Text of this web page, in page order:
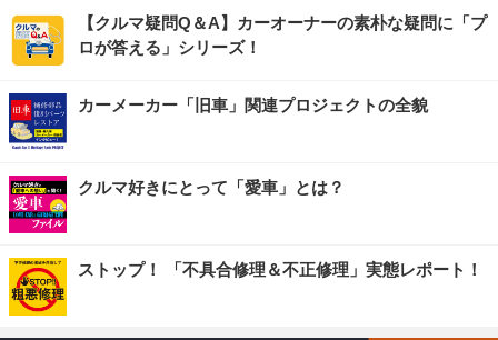
【クルマ疑問Q＆A】カーオーナーの素朴な疑問に「プ
ロが答える」シリーズ！
カーメーカー「旧車」関連プロジェクトの全貌
クルマ好きにとって「愛車」とは？
ストップ！ 「不具合修理＆不正修理」実態レポート！